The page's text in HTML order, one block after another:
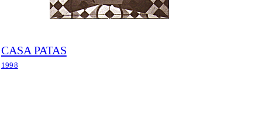
CASA PATAS
1998